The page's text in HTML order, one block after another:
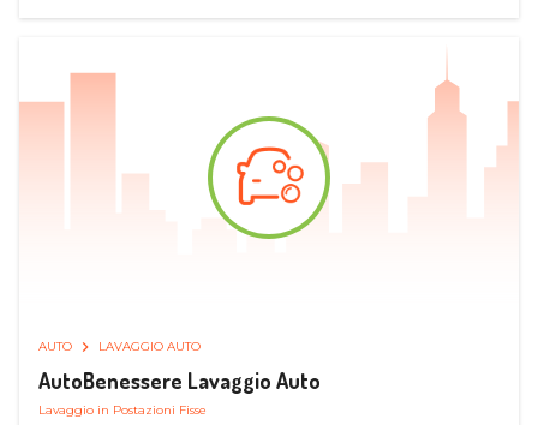
AUTO LAVAGGIO AUTO
AutoBenessere Lavaggio Auto
Lavaggio in Postazioni Fisse